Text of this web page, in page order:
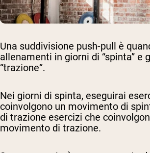
Una suddivisione push-pull è
allenamenti in giorni di “spinta” e
“trazione”.
Nei giorni di spinta, eseguirai
coinvolgono un movimento di
di trazione esercizi che
movimento di trazione.